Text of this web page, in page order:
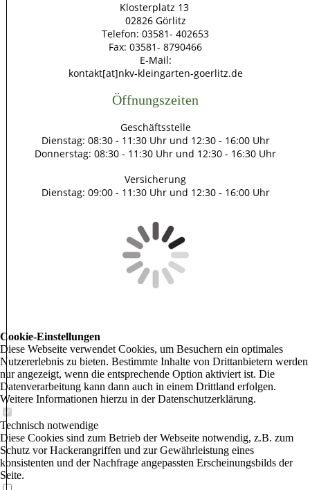
Klosterplatz 13
02826 Görlitz
Telefon: 03581- 402653
Fax: 03581- 8790466
E-Mail:
kontakt[at]nkv-kleingarten-goerlitz.de
Öffnungszeiten
Geschäftsstelle
Dienstag: 08:30 - 11:30 Uhr und 12:30 - 16:00 Uhr
Donnerstag: 08:30 - 11:30 Uhr und 12:30 - 16:30 Uhr
Versicherung
Dienstag: 09:00 - 11:30 Uhr und 12:30 - 16:00 Uhr
Cookie-Einstellungen
Diese Webseite verwendet Cookies, um Besuchern ein optimales
Nutzererlebnis zu bieten. Bestimmte Inhalte von Drittanbietern werden
nur angezeigt, wenn die entsprechende Option aktiviert ist. Die
Datenverarbeitung kann dann auch in einem Drittland erfolgen.
Weitere Informationen hierzu in der Datenschutzerklärung.
Technisch notwendige
Diese Cookies sind zum Betrieb der Webseite notwendig, z.B. zum
Schutz vor Hackerangriffen und zur Gewährleistung eines
konsistenten und der Nachfrage angepassten Erscheinungsbilds der
Seite.